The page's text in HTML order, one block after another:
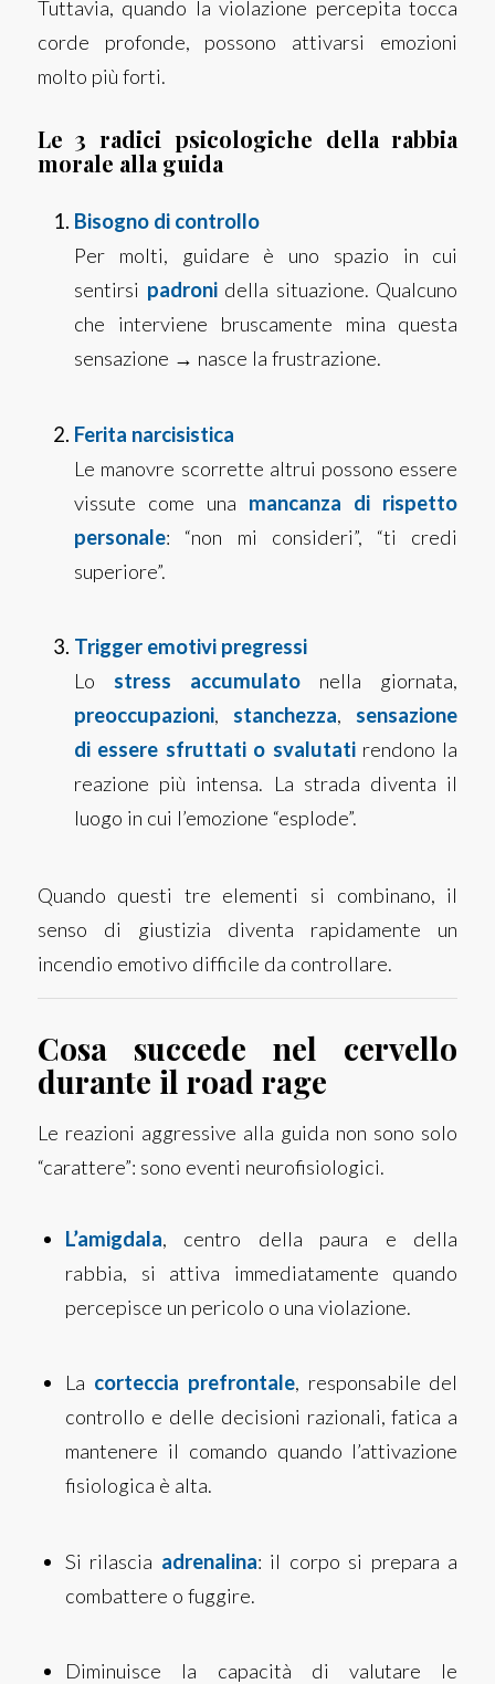
Tuttavia, quando la violazione percepita tocca
corde profonde, possono attivarsi emozioni
molto più forti.
Le 3 radici psicologiche della rabbia
morale alla guida
Bisogno di controllo
Per molti, guidare è uno spazio in cui
sentirsi padronidella situazione. Qualcuno
che interviene bruscamente mina questa
sensazione → nasce la frustrazione.
Ferita narcisistica
Le manovre scorrette altrui possono essere
vissute come una mancanza di rispetto
personale: “non mi consideri”, “ti credi
superiore”.
Trigger emotivi pregressi
Lo stress accumulato nella giornata,
preoccupazioni, stanchezza, sensazione
di essere sfruttati o svalutatirendono la
reazione più intensa. La strada diventa il
luogo in cui l’emozione “esplode”.
Quando questi tre elementi si combinano, il
senso di giustizia diventa rapidamente un
incendio emotivo difficile da controllare.
Cosa succede nel cervello
durante il road rage
Le reazioni aggressive alla guida non sono solo
“carattere”: sono eventi neurofisiologici.
L’amigdala, centro della paura e della
rabbia, si attiva immediatamente quando
percepisce un pericolo o una violazione.
La corteccia prefrontale, responsabile del
controllo e delle decisioni razionali, fatica a
mantenere il comando quando l’attivazione
fisiologica è alta.
Si rilascia adrenalina: il corpo si prepara a
combattere o fuggire.
Diminuisce la capacità di valutare le